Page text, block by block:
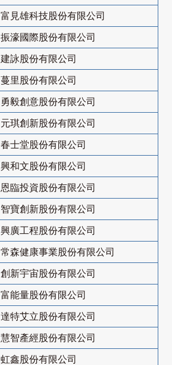
富見雄科技股份有限公司
振濠國際股份有限公司
建詠股份有限公司
蔓里股份有限公司
勇毅創意股份有限公司
元琪創新股份有限公司
春士堂股份有限公司
興和文股份有限公司
恩臨投資股份有限公司
智寶創新股份有限公司
興廣工程股份有限公司
常森健康事業股份有限公司
創新宇宙股份有限公司
富能量股份有限公司
達特艾立股份有限公司
慧智產經股份有限公司
虹鑫股份有限公司